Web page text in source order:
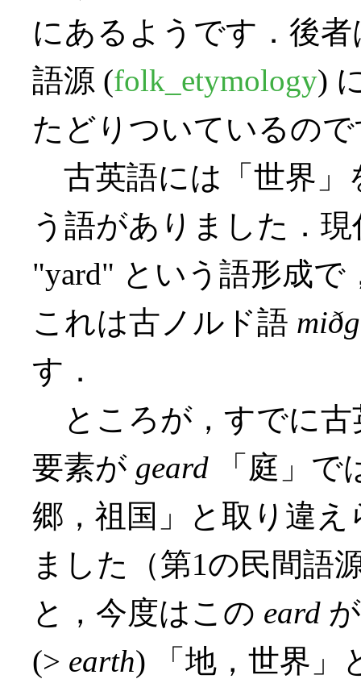
にあるようです．後
語源 (folk_etymology)
たどりついているの
古英語には「世界」
う語がありました．
"yard" という語形成
これは古ノルド語
す．
ところが，すでに
要素が geard 「庭」
郷，祖国」と取り違
ました（第1の民間語
と，今度はこの eard
(> earth) 「地，世界」